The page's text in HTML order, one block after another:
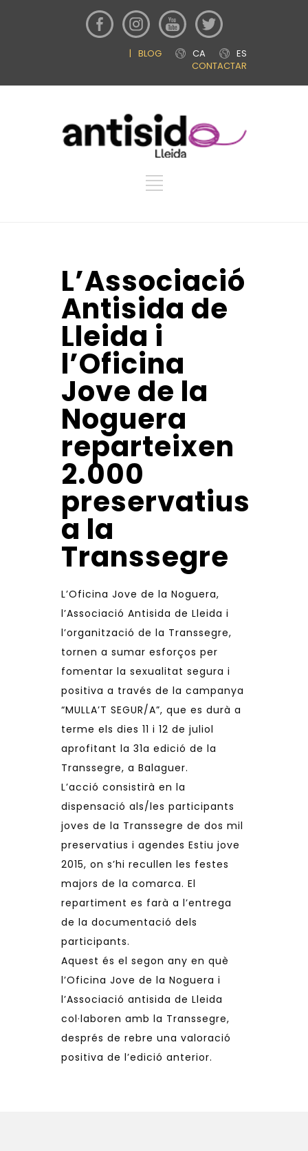
ES
CA
BLOG
|
CONTACTAR
L’Associació
Antisida de
Lleida i
l’Oficina
Jove de la
Noguera
reparteixen
2.000
preservatius
a la
Transsegre
L’Oficina Jove de la Noguera,
l’Associació Antisida de Lleida i
l’organització de la Transsegre,
tornen a sumar esforços per
fomentar la sexualitat segura i
positiva a través de la campanya
“MULLA’T SEGUR/A”, que es durà a
terme els dies 11 i 12 de juliol
aprofitant la 31a edició de la
Transsegre, a Balaguer.
L’acció consistirà en la
dispensació als/les participants
joves de la Transsegre de dos mil
preservatius i agendes Estiu jove
2015, on s’hi recullen les festes
majors de la comarca. El
repartiment es farà a l’entrega
de la documentació dels
participants.
Aquest és el segon any en què
l’Oficina Jove de la Noguera i
l’Associació antisida de Lleida
col·laboren amb la Transsegre,
després de rebre una valoració
positiva de l’edició anterior.